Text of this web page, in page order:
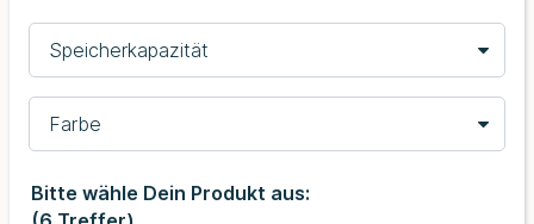
Speicherkapazität
Farbe
Bitte wähle Dein Produkt aus: